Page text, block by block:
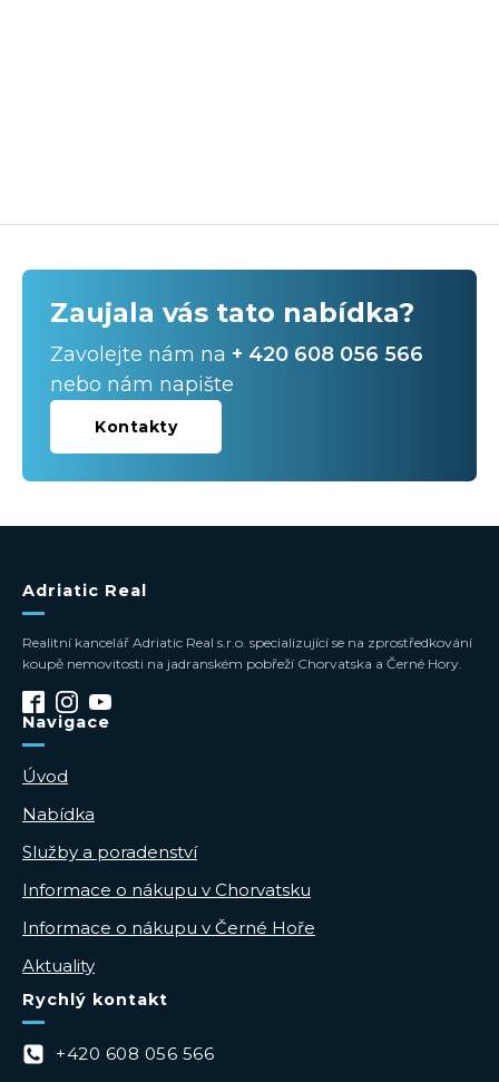
Zaujala vás tato nabídka?
Zavolejte nám na + 420 608 056 566
nebo nám napište
Kontakty
Adriatic Real
Realitní kancelář Adriatic Real s.r.o. specializující se na zprostředkování
koupě nemovitosti na jadranském pobřeží Chorvatska a Černé Hory.
Navigace
Úvod
Nabídka
Služby a poradenství
Informace o nákupu v Chorvatsku
Informace o nákupu v Černé Hoře
Aktuality
Rychlý kontakt
+420 608 056 566